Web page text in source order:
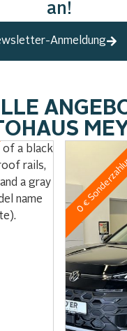
an!
Anmeldung
0 €